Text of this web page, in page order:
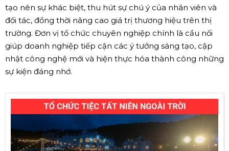
tạo nên sự khác biệt, thu hút sự chú ý của nhân viên và
đối tác, đồng thời nâng cao giá trị thương hiệu trên thị
trường. Đơn vị tổ chức chuyên nghiệp chính là cầu nối
giúp doanh nghiệp tiếp cận các ý tưởng sáng tạo, cập
nhật công nghệ mới và hiện thực hóa thành công những
sự kiện đáng nhớ.